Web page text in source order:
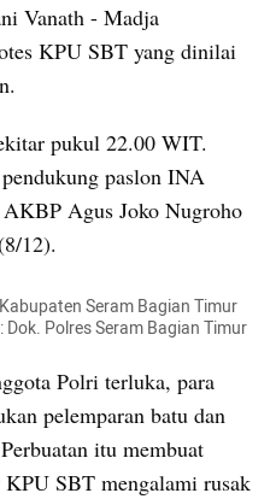
Vanath - Madja
KPU SBT yang dinilai
pukul 22.00 WIT.
paslon INA
Agus Joko Nugroho
12).
Seram Bagian Timur
Polres Seram Bagian Timur
Polri terluka, para
pelemparan batu dan
itu membuat
SBT mengalami rusak